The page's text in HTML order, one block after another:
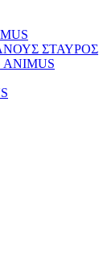
ΣΤΑΥΡΟΣ
ANIMUS